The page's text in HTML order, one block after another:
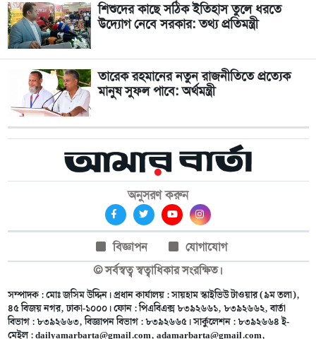
শিশুদের কাছে সঠিক ইতিহাস তুলে ধরতে
উদ্যোগ নেবে সরকার: তথ্য প্রতিমন্ত্রী
তারেক রহমানের নতুন রাজনীতিতে প্রত্যেক
মানুষ সুফল পাবে: অর্থমন্ত্রী
অনুসরণ করুন
বিজ্ঞাপন
যোগাযোগ
© সর্বস্বত্ব স্বত্বাধিকার সংরক্ষিত।
সম্পাদক : মোঃ জসিম উদ্দিন। প্রধান কার্যালয় : সায়হাম স্কাইভিউ টাওয়ার (৯ম তলা),
৪৫ বিজয় নগর, ঢাকা-১০০০। ফোন : পিএবিএক্স ৮৩৯২৬৬১, ৮৩৯২৬৬২, বার্তা
বিভাগ : ৮৩৯২৬৬৩, বিজ্ঞাপন বিভাগ : ৮৩৯২৬৬৫। সার্কুলেশন : ৮৩৯২৬৬৪ ই-
মেইল :dailyamarbarta@gmail.com,adamarbarta@gmail.com,